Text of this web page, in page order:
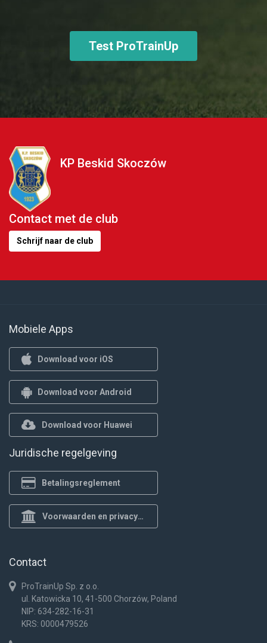
Test ProTrainUp
KP Beskid Skoczów
Contact met de club
Schrijf naar de club
Mobiele Apps
Download voor iOS
Download voor Android
Download voor Huawei
Juridische regelgeving
Betalingsreglement
Voorwaarden en privacybeleid
Contact
ProTrainUp Sp. z o.o.
ul. Katowicka 10, 41-500 Chorzów, Poland
NIP: 634-282-16-31
KRS: 0000479526